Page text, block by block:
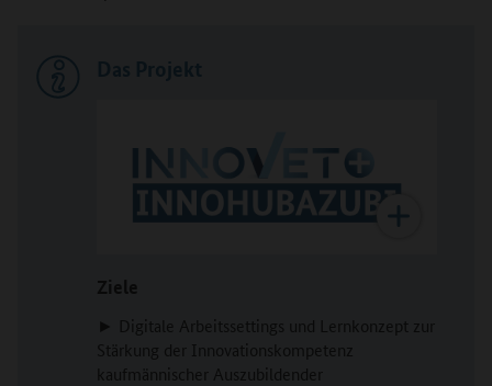
Ziele
► Digitale Arbeitssettings und Lernkonzept zur
Stärkung der Innovationskompetenz
kaufmännischer Auszubildender